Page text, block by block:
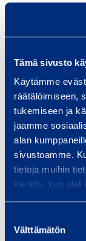
Tämä sivusto
Käytämme
räätälöimiseen,
tukemiseen ja
jaamme
alan
sivustoamme.
tietoja muihin
kerätty, kun olet
valinta
Välttämätön
10,98